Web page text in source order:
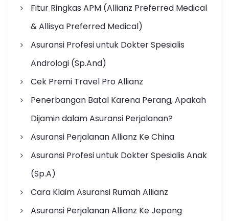
Fitur Ringkas APM (Allianz Preferred Medical
& Allisya Preferred Medical)
Asuransi Profesi untuk Dokter Spesialis
Andrologi (Sp.And)
Cek Premi Travel Pro Allianz
Penerbangan Batal Karena Perang, Apakah
Dijamin dalam Asuransi Perjalanan?
Asuransi Perjalanan Allianz Ke China
Asuransi Profesi untuk Dokter Spesialis Anak
(Sp.A)
Cara Klaim Asuransi Rumah Allianz
Asuransi Perjalanan Allianz Ke Jepang